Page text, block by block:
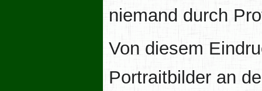
niemand durch
Von diesem
Portraitbilder an